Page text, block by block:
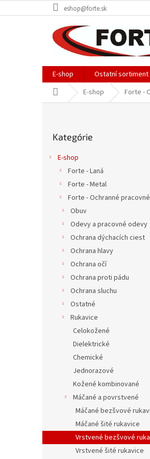
na
eshop@forte.sk
E-shop Ostatní sortiment
DomovE-shop Forte -
kategórie
Kategórie
E-shop
Forte - Laná
Forte - Metal
Forte - Ochranné
Obuv
Odevy a pracovné odevy
Ochrana dýchacích ciest
Ochrana hlavy
Ochrana očí
Ochrana proti pádu
Ochrana sluchu
Ostatné
Rukavice
Celokožené
Dielektrické
Chemické
Jednorazové
Kožené kombinované
Máčané a povrstvené
Máčané bezšvové
Máčané šité rukavice
Vrstvené bezšvové
Vrstvené šité rukavice